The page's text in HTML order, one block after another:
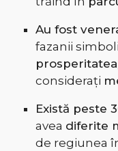
Au fost
fazanii
prosperitatea
considerați
Există peste
avea diferite
de regiunea